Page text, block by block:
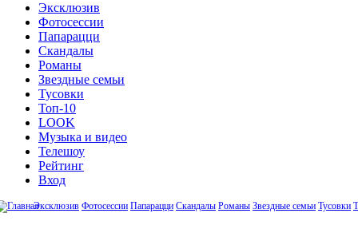
Эксклюзив
Фотосессии
Папарацци
Скандалы
Романы
Звездные семьи
Тусовки
Топ-10
LOOK
Музыка и видео
Телешоу
Рейтинг
Вход
Эксклюзив Фотосессии Папарацци Скандалы Романы Звездные семьи Тусовки